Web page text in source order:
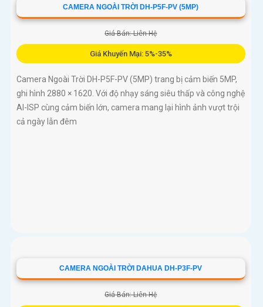
CAMERA NGOÀI TRỜI DH-P5F-PV (5MP)
Giá Bán: Liên Hệ
Giá Khuyến Mại: 5%-35%
Camera Ngoài Trời DH-P5F-PV (5MP) trang bị cảm biến 5MP,
ghi hình 2880 × 1620. Với độ nhạy sáng siêu thấp và công nghệ
AI-ISP cùng cảm biến lớn, camera mang lại hình ảnh vượt trội
cả ngày lẫn đêm
CAMERA NGOÀI TRỜI DAHUA DH-P3F-PV
Giá Bán: Liên Hệ